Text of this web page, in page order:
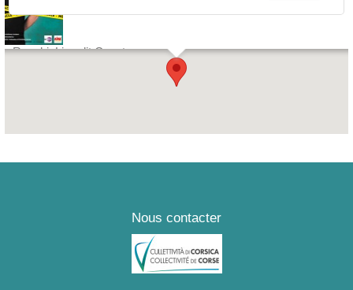
Rocchi, Lieu dit Casatorra
Nous contacter